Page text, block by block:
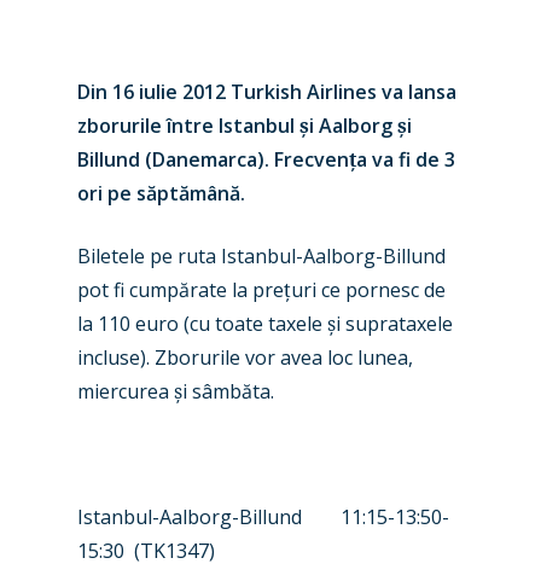
Din 16 iulie 2012 Turkish Airlines va lansa
zborurile între Istanbul și Aalborgși
Billund (Danemarca). Frecvența va fi de 3
ori pe săptămână.
Biletele pe ruta Istanbul-Aalborg-Billund
pot fi cumpărate la prețuri ce pornesc de
la 110 euro (cu toate taxele și suprataxele
incluse). Zborurile vor avea loc lunea,
miercurea și sâmbăta.
Istanbul-Aalborg-Billund
11:15-13:50-
15:30 (TK1347)
Airshows